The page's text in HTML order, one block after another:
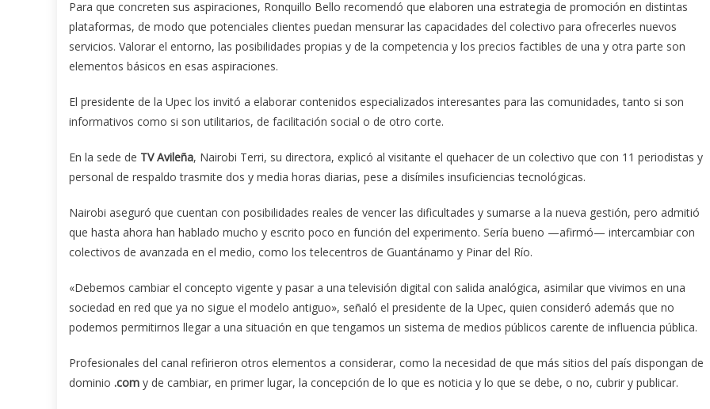
Para que concreten sus aspiraciones, Ronquillo Bello recomendó que elaboren una estrategia de promoción en distintas
plataformas, de modo que potenciales clientes puedan mensurar las capacidades del colectivo para ofrecerles nuevos
servicios. Valorar el entorno, las posibilidades propias y de la competencia y los precios factibles de una y otra parte son
elementos básicos en esas aspiraciones.
El presidente de la Upec los invitó a elaborar contenidos especializados interesantes para las comunidades, tanto si son
informativos como si son utilitarios, de facilitación social o de otro corte.
En la sede de TV Avileña, Nairobi Terri, su directora, explicó al visitante el quehacer de un colectivo que con 11 periodistas y
personal de respaldo trasmite dos y media horas diarias, pese a disímiles insuficiencias tecnológicas.
Nairobi aseguró que cuentan con posibilidades reales de vencer las dificultades y sumarse a la nueva gestión, pero admitió
que hasta ahora han hablado mucho y escrito poco en función del experimento. Sería bueno —afirmó— intercambiar con
colectivos de avanzada en el medio, como los telecentros de Guantánamo y Pinar del Río.
«Debemos cambiar el concepto vigente y pasar a una televisión digital con salida analógica, asimilar que vivimos en una
sociedad en red que ya no sigue el modelo antiguo», señaló el presidente de la Upec, quien consideró además que no
podemos permitirnos llegar a una situación en que tengamos un sistema de medios públicos carente de influencia pública.
Profesionales del canal refirieron otros elementos a considerar, como la necesidad de que más sitios del país dispongan de
dominio .com y de cambiar, en primer lugar, la concepción de lo que es noticia y lo que se debe, o no, cubrir y publicar.